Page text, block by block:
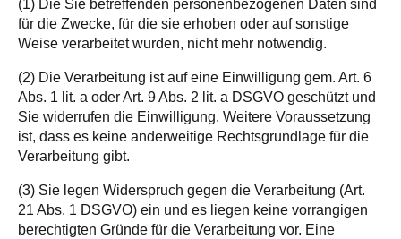
(1) Die Sie betreffenden personenbezogenen Daten sind
für die Zwecke, für die sie erhoben oder auf sonstige
Weise verarbeitet wurden, nicht mehr notwendig.
(2) Die Verarbeitung ist auf eine Einwilligung gem. Art. 6
Abs. 1 lit. a oder Art. 9 Abs. 2 lit. a DSGVO geschützt und
Sie widerrufen die Einwilligung. Weitere Voraussetzung
ist, dass es keine anderweitige Rechtsgrundlage für die
Verarbeitung gibt.
(3) Sie legen Widerspruch gegen die Verarbeitung (Art.
21 Abs. 1 DSGVO) ein und es liegen keine vorrangigen
berechtigten Gründe für die Verarbeitung vor. Eine